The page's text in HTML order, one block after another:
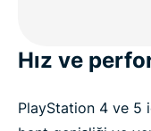
Hız ve
PlayStation 4 ve 5